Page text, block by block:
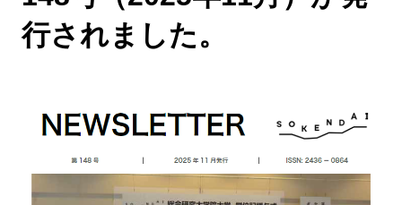
行されました。